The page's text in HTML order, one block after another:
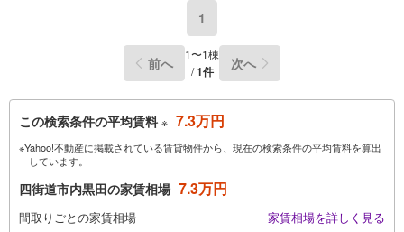
1
前へ
1〜1棟
/1件 次へ
この検索条件の平均賃料 ※ 7.3万円
※Yahoo!不動産に掲載されている賃貸物件から、現在の検索条件の平均賃料を算出
しています。
四街道市内黒田の家賃相場 7.3万円
間取りごとの家賃相場 家賃相場を詳しく見る